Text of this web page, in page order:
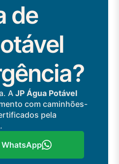
de
A JP Água Potável
com caminhões-
pela
WhatsApp